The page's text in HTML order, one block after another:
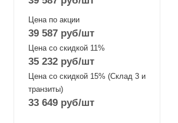
Цена по акции
39 587руб/шт
Цена со скидкой 11%
35 232руб/шт
Цена со скидкой 15% (Склад 3 и
транзиты)
33 649руб/шт